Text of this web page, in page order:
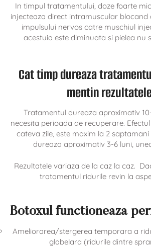
In timpul tratamentului, doze foarte
injecteaza direct intramuscular blocand
impulsului nervos catre muschiul
acestuia este diminuata si pielea nu
Cat timp dureaza
mentin
Tratamentul dureaza aproximativ
necesita perioada de recuperare.
cateva zile, este maxim la 2
dureaza aproximativ 3-6 luni,
Rezultatele variaza de la caz la caz.
tratamentul ridurile revin la
Botoxul functioneaza
Ameliorarea/stergerea temporara a
glabelara (ridurile dintre